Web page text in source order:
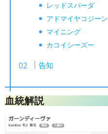
レッドスパーダ
アドマイヤコジーン
マイニング
カコイシーズー
告知
血統解説